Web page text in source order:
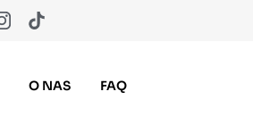
O NAS FAQ